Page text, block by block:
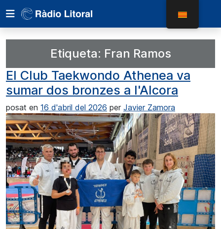
Etiqueta: Fran Ramos
El Club Taekwondo Athenea va
sumar dos bronzes a l'Alcora
posat en 16 d'abril del 2026 per Javier Zamora